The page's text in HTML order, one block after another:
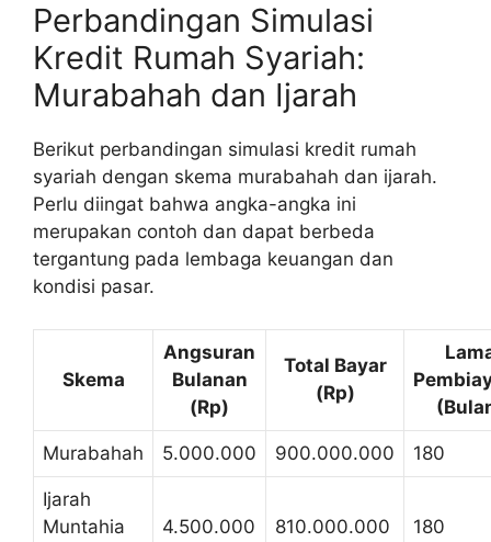
Perbandingan Simulasi
Kredit Rumah Syariah:
Murabahah dan Ijarah
Berikut perbandingan simulasi kredit rumah
syariah dengan skema murabahah dan ijarah.
Perlu diingat bahwa angka-angka ini
merupakan contoh dan dapat berbeda
tergantung pada lembaga keuangan dan
kondisi pasar.
Skema
Angsuran
Bulanan
(Rp)
Total Bayar
(Rp)
Murabahah 5.000.000 900.000.000 180
Ijarah
Muntahia
4.500.000 810.000.000 180